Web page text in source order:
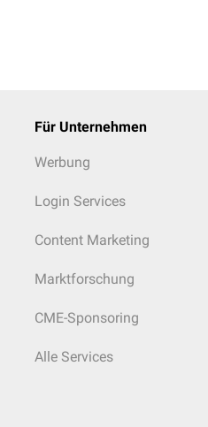
Für Unternehmen
Werbung
Login Services
Content Marketing
Marktforschung
CME-Sponsoring
Alle Services